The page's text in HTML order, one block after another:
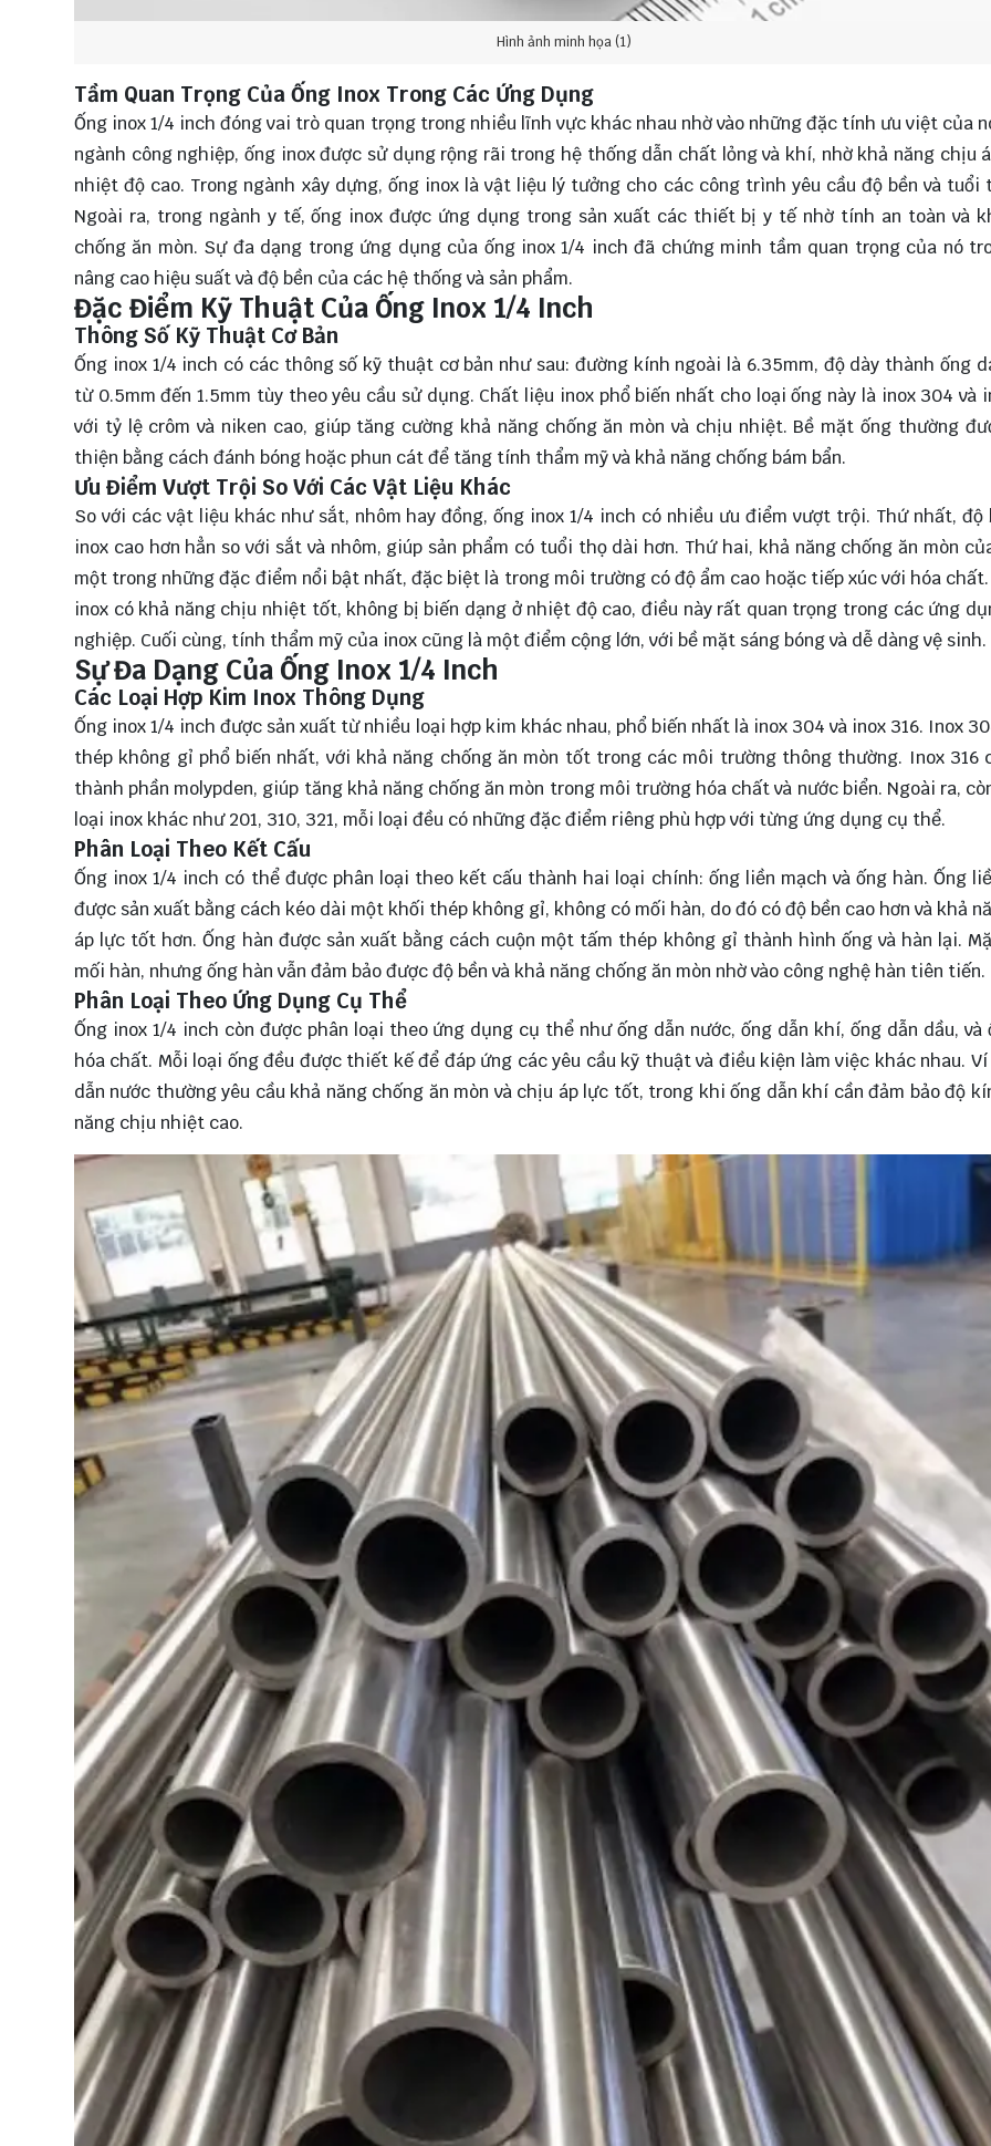
Hình ảnh minh họa (1)
Tầm Quan Trọng Của Ống Inox Trong Các Ứng Dụng
Ống inox 1/4 inch đóng vai trò quan trọng trong nhiều lĩnh vực khác nhau nhờ vào những đặc tính ưu việt của
ngành công nghiệp, ống inox được sử dụng rộng rãi trong hệ thống dẫn chất lỏng và khí, nhờ khả năng chịu
nhiệt độ cao. Trong ngành xây dựng, ống inox là vật liệu lý tưởng cho các công trình yêu cầu độ bền và tuổi
Ngoài ra, trong ngành y tế, ống inox được ứng dụng trong sản xuất các thiết bị y tế nhờ tính an toàn và
chống ăn mòn. Sự đa dạng trong ứng dụng của ống inox 1/4 inch đã chứng minh tầm quan trọng của nó
nâng cao hiệu suất và độ bền của các hệ thống và sản phẩm.
Đặc Điểm Kỹ Thuật Của Ống Inox 1/4 Inch
Thông Số Kỹ Thuật Cơ Bản
Ống inox 1/4 inch có các thông số kỹ thuật cơ bản như sau: đường kính ngoài là 6.35mm, độ dày thành ống
từ 0.5mm đến 1.5mm tùy theo yêu cầu sử dụng. Chất liệu inox phổ biến nhất cho loại ống này là inox 304 và
với tỷ lệ crôm và niken cao, giúp tăng cường khả năng chống ăn mòn và chịu nhiệt. Bề mặt ống thường
thiện bằng cách đánh bóng hoặc phun cát để tăng tính thẩm mỹ và khả năng chống bám bẩn.
Ưu Điểm Vượt Trội So Với Các Vật Liệu Khác
So với các vật liệu khác như sắt, nhôm hay đồng, ống inox 1/4 inch có nhiều ưu điểm vượt trội. Thứ nhất, độ
inox cao hơn hẳn so với sắt và nhôm, giúp sản phẩm có tuổi thọ dài hơn. Thứ hai, khả năng chống ăn mòn
một trong những đặc điểm nổi bật nhất, đặc biệt là trong môi trường có độ ẩm cao hoặc tiếp xúc với hóa chất.
inox có khả năng chịu nhiệt tốt, không bị biến dạng ở nhiệt độ cao, điều này rất quan trọng trong các ứng
nghiệp. Cuối cùng, tính thẩm mỹ của inox cũng là một điểm cộng lớn, với bề mặt sáng bóng và dễ dàng vệ sinh.
Sự Đa Dạng Của Ống Inox 1/4 Inch
Các Loại Hợp Kim Inox Thông Dụng
Ống inox 1/4 inch được sản xuất từ nhiều loại hợp kim khác nhau, phổ biến nhất là inox 304 và inox 316. Inox
thép không gỉ phổ biến nhất, với khả năng chống ăn mòn tốt trong các môi trường thông thường. Inox 316
thành phần molypden, giúp tăng khả năng chống ăn mòn trong môi trường hóa chất và nước biển. Ngoài ra,
loại inox khác như 201, 310, 321, mỗi loại đều có những đặc điểm riêng phù hợp với từng ứng dụng cụ thể.
Phân Loại Theo Kết Cấu
Ống inox 1/4 inch có thể được phân loại theo kết cấu thành hai loại chính: ống liền mạch và ống hàn. Ống
được sản xuất bằng cách kéo dài một khối thép không gỉ, không có mối hàn, do đó có độ bền cao hơn và khả
áp lực tốt hơn. Ống hàn được sản xuất bằng cách cuộn một tấm thép không gỉ thành hình ống và hàn lại.
mối hàn, nhưng ống hàn vẫn đảm bảo được độ bền và khả năng chống ăn mòn nhờ vào công nghệ hàn tiên tiến.
Phân Loại Theo Ứng Dụng Cụ Thể
Ống inox 1/4 inch còn được phân loại theo ứng dụng cụ thể như ống dẫn nước, ống dẫn khí, ống dẫn dầu, và
hóa chất. Mỗi loại ống đều được thiết kế để đáp ứng các yêu cầu kỹ thuật và điều kiện làm việc khác nhau.
dẫn nước thường yêu cầu khả năng chống ăn mòn và chịu áp lực tốt, trong khi ống dẫn khí cần đảm bảo độ
năng chịu nhiệt cao.